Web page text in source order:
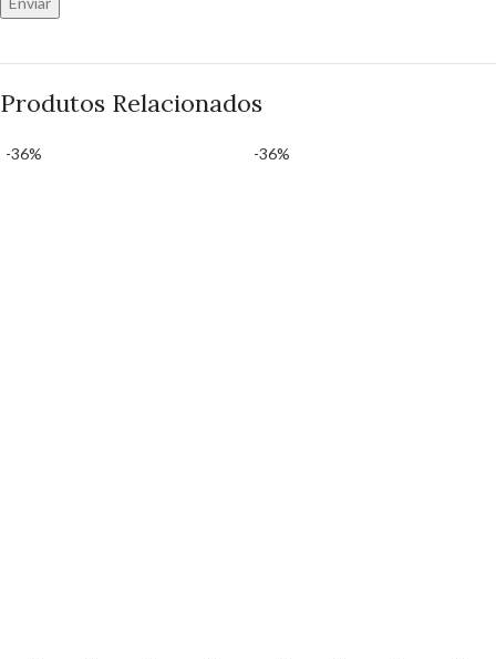
Produtos Relacionados
-36% -36%